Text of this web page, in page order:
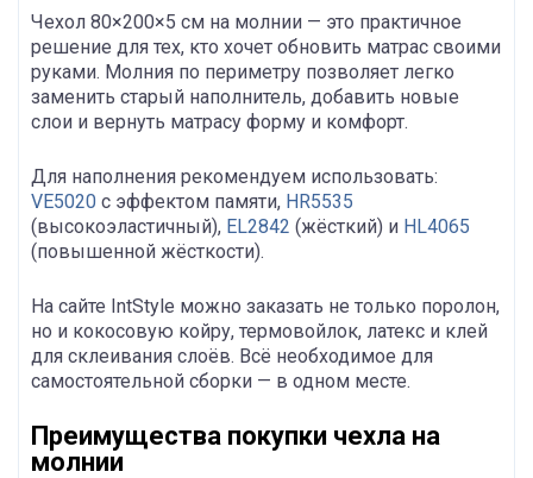
Чехол 80×200×5 см на молнии — это практичное
решение для тех, кто хочет обновить матрас своими
руками. Молния по периметру позволяет легко
заменить старый наполнитель, добавить новые
слои и вернуть матрасу форму и комфорт.
Для наполнения рекомендуем использовать:
VE5020 с эффектом памяти, HR5535
(высокоэластичный), EL2842 (жёсткий) и HL4065
(повышенной жёсткости).
На сайте IntStyle можно заказать не только поролон,
но и кокосовую койру, термовойлок, латекс и клей
для склеивания слоёв. Всё необходимое для
самостоятельной сборки — в одном месте.
Преимущества покупки чехла на
молнии